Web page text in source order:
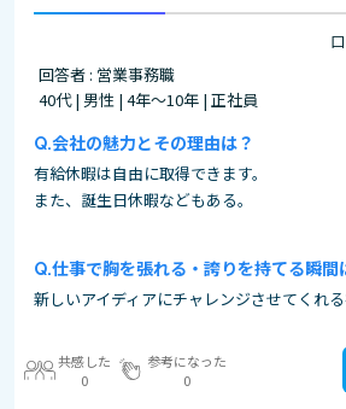
回答者 : 営業事務職
40代 | 男性 | 4年～10年 | 正社員
会社の魅力とその理由は？
有給休暇は自由に取得できます。
また、誕生日休暇などもある。
仕事で胸を張れる・誇りを持てる瞬間
新しいアイディアにチャレンジさせてくれ
共感した
0
参考になった
0